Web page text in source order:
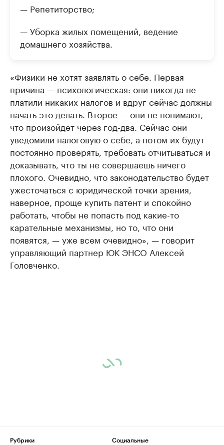
— Репетиторство;
— Уборка жилых помещений, ведение
домашнего хозяйства.
«Физики не хотят заявлять о себе. Первая
причина — психологическая: они никогда не
платили никаких налогов и вдруг сейчас должны
начать это делать. Второе — они не понимают,
что произойдет через год-два. Сейчас они
уведомили налоговую о себе, а потом их будут
постоянно проверять, требовать отчитываться и
доказывать, что ты не совершаешь ничего
плохого. Очевидно, что законодательство будет
ужесточаться с юридической точки зрения,
наверное, проще купить патент и спокойно
работать, чтобы не попасть под какие-то
карательные механизмы, но то, что они
появятся, — уже всем очевидно», — говорит
управляющий партнер ЮК ЭНСО Алексей
Головченко.
Рубрики
Социальные